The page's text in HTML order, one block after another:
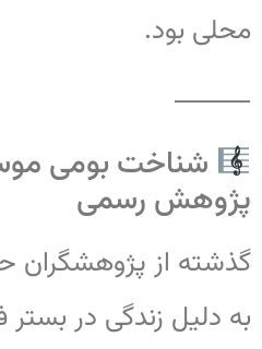
محلی بود.
⸻
شناخت بومی
پژوهش رسمی
گذشته از پژوهشگران
به دلیل زندگی در